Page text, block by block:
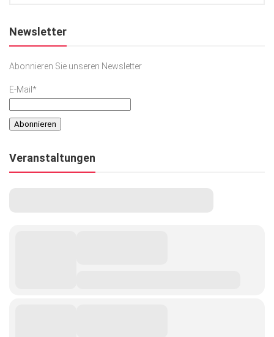
Newsletter
Abonnieren Sie unseren Newsletter
E-Mail*
Veranstaltungen